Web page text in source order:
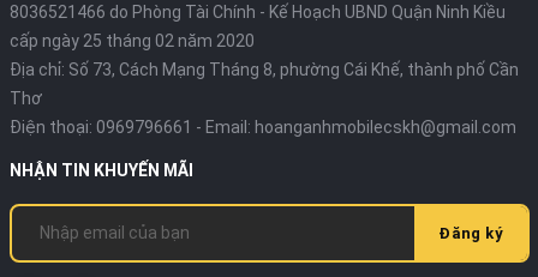
8036521466 do Phòng Tài Chính - Kế Hoạch UBND Quận Ninh Kiều
cấp ngày 25 tháng 02 năm 2020
Địa chỉ: Số 73, Cách Mạng Tháng 8, phường Cái Khế, thành phố Cần
Thơ
Điện thoại: 0969796661 - Email: hoanganhmobilecskh@gmail.com
NHẬN TIN KHUYẾN MÃI
Đăng ký